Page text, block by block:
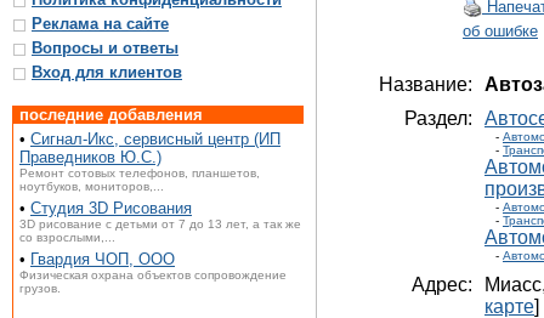
Реклама на сайте
Вопросы и ответы
Вход для клиентов
последние добавления
• Сигнал-Икс, сервисный центр (ИП
Праведников Ю.С.)
Ремонт сотовых телефонов, планшетов,
ноутбуков, мониторов,...
• Студия 3D Рисования
3D рисование с детьми от 7 до 13 лет, а так же
со взрослыми,...
• Гвардия ЧОП, ООО
Физическая охрана объектов сопровождение
грузов.
об ошибке
Название:
Раздел:
-
-
-
-
-
Адрес:
карте]